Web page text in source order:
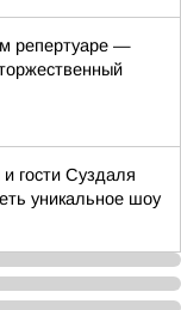
репертуаре —
гости Суздаля
уникальное шоу